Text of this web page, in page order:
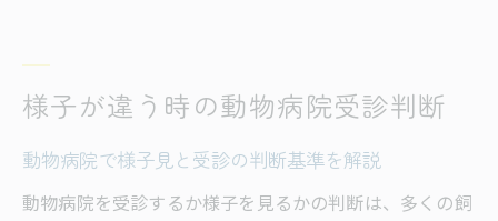
断方法
犬猫の体調変化に動物病院を受診するタイ
ミング
動物病院で症状を正確に伝えるコツ
様子が違う時の動物病院受診判断
動物病院で様子見と受診の判断基準を解説
動物病院を受診するか様子を見るかの判断は、多くの飼